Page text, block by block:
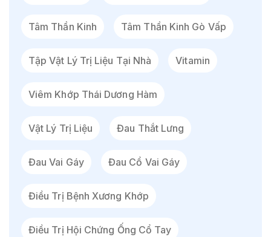
Tâm Thần Kinh Tâm Thần Kinh Gò Vấp
Tập Vật Lý Trị Liệu Tại Nhà Vitamin
Viêm Khớp Thái Dương Hàm
Vật Lý Trị Liệu Đau Thắt Lưng
Đau Vai Gáy Đau Cổ Vai Gáy
Điều Trị Bệnh Xương Khớp
Điều Trị Hội Chứng Ống Cổ Tay